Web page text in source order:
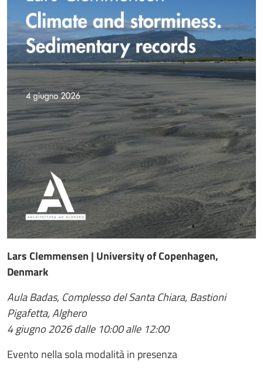
Lars Clemmensen | University of Copenhagen,
Denmark
Aula Badas, Complesso del Santa Chiara, Bastioni
Pigafetta, Alghero
4 giugno 2026 dalle 10:00 alle 12:00
Evento nella sola modalità in presenza